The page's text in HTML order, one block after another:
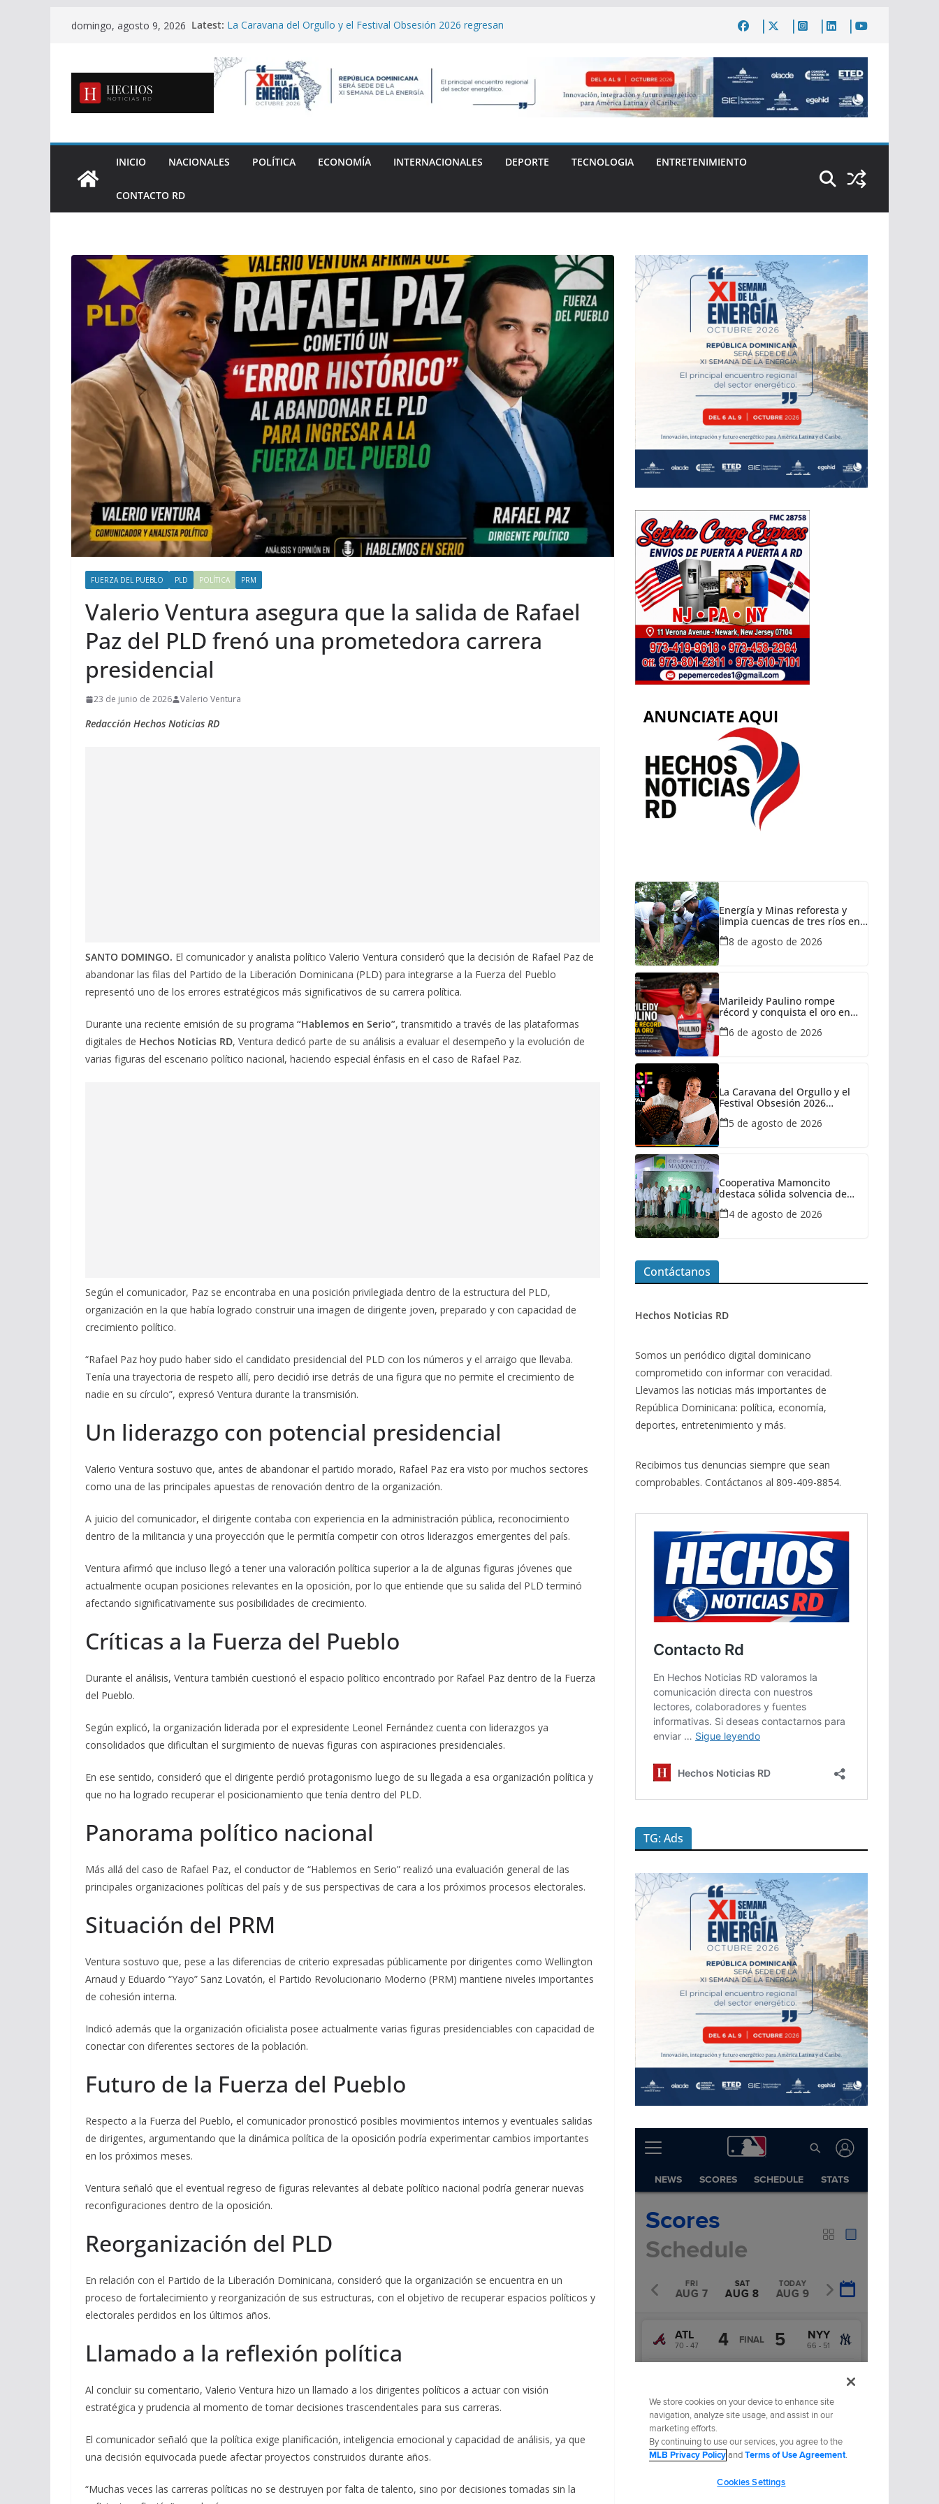
domingo, agosto 9, 2026 Latest: La Caravana del Orgullo y el Festival Obsesión 2026 regresan
durante su XXXVIII Asamblea General de Delegados
Luchador profesional Carlos "Yankee" Cabrera denuncia
presunta negligencia médica tras la muerte de su madre
Energía y Minas reforesta y limpia cuencas de tres ríos en
INICIO
NACIONALES POLÍTICA ECONOMÍA INTERNACIONALES DEPORTE TECNOLOGIA ENTRETENIMIENTO
CONTACTO RD
FUERZA DEL PUEBLO PLD POLÍTICA PRM
Valerio Ventura asegura que la salida de Rafael
Paz del PLD frenó una prometedora carrera
presidencial
23 de junio de 2026 Valerio Ventura
Redacción Hechos Noticias RD
SANTO DOMINGO. El comunicador y analista político Valerio Ventura consideró que la decisión de Rafael Paz de
abandonar las filas del Partido de la Liberación Dominicana (PLD) para integrarse a la Fuerza del Pueblo
representó uno de los errores estratégicos más significativos de su carrera política.
Durante una reciente emisión de su programa “Hablemos en Serio”, transmitido a través de las plataformas
digitales de Hechos Noticias RD, Ventura dedicó parte de su análisis a evaluar el desempeño y la evolución de
varias figuras del escenario político nacional, haciendo especial énfasis en el caso de Rafael Paz.
Según el comunicador, Paz se encontraba en una posición privilegiada dentro de la estructura del PLD,
organización en la que había logrado construir una imagen de dirigente joven, preparado y con capacidad de
crecimiento político.
“Rafael Paz hoy pudo haber sido el candidato presidencial del PLD con los números y el arraigo que llevaba.
Tenía una trayectoria de respeto allí, pero decidió irse detrás de una figura que no permite el crecimiento de
nadie en su círculo”, expresó Ventura durante la transmisión.
Un liderazgo con potencial presidencial
Valerio Ventura sostuvo que, antes de abandonar el partido morado, Rafael Paz era visto por muchos sectores
como una de las principales apuestas de renovación dentro de la organización.
A juicio del comunicador, el dirigente contaba con experiencia en la administración pública, reconocimiento
dentro de la militancia y una proyección que le permitía competir con otros liderazgos emergentes del país.
Ventura afirmó que incluso llegó a tener una valoración política superior a la de algunas figuras jóvenes que
actualmente ocupan posiciones relevantes en la oposición, por lo que entiende que su salida del PLD terminó
afectando significativamente sus posibilidades de crecimiento.
Críticas a la Fuerza del Pueblo
Durante el análisis, Ventura también cuestionó el espacio político encontrado por Rafael Paz dentro de la Fuerza
del Pueblo.
Según explicó, la organización liderada por el expresidente Leonel Fernández cuenta con liderazgos ya
consolidados que dificultan el surgimiento de nuevas figuras con aspiraciones presidenciales.
En ese sentido, consideró que el dirigente perdió protagonismo luego de su llegada a esa organización política y
que no ha logrado recuperar el posicionamiento que tenía dentro del PLD.
Panorama político nacional
Más allá del caso de Rafael Paz, el conductor de “Hablemos en Serio” realizó una evaluación general de las
principales organizaciones políticas del país y de sus perspectivas de cara a los próximos procesos electorales.
Situación del PRM
Ventura sostuvo que, pese a las diferencias de criterio expresadas públicamente por dirigentes como Wellington
Arnaud y Eduardo “Yayo” Sanz Lovatón, el Partido Revolucionario Moderno (PRM) mantiene niveles importantes
de cohesión interna.
Indicó además que la organización oficialista posee actualmente varias figuras presidenciables con capacidad de
conectar con diferentes sectores de la población.
Futuro de la Fuerza del Pueblo
Respecto a la Fuerza del Pueblo, el comunicador pronosticó posibles movimientos internos y eventuales salidas
de dirigentes, argumentando que la dinámica política de la oposición podría experimentar cambios importantes
en los próximos meses.
Ventura señaló que el eventual regreso de figuras relevantes al debate político nacional podría generar nuevas
reconfiguraciones dentro de la oposición.
Reorganización del PLD
En relación con el Partido de la Liberación Dominicana, consideró que la organización se encuentra en un
proceso de fortalecimiento y reorganización de sus estructuras, con el objetivo de recuperar espacios políticos y
electorales perdidos en los últimos años.
Llamado a la reflexión política
Al concluir su comentario, Valerio Ventura hizo un llamado a los dirigentes políticos a actuar con visión
estratégica y prudencia al momento de tomar decisiones trascendentales para sus carreras.
El comunicador señaló que la política exige planificación, inteligencia emocional y capacidad de análisis, ya que
una decisión equivocada puede afectar proyectos construidos durante años.
“Muchas veces las carreras políticas no se destruyen por falta de talento, sino por decisiones tomadas sin la
Energía y Minas reforesta y
limpia cuencas de tres ríos en
8 de agosto de 2026
Marileidy Paulino rompe
récord y conquista el oro en
6 de agosto de 2026
La Caravana del Orgullo y el
Festival Obsesión 2026
La Fiera Típica
5 de agosto de 2026
Cooperativa Mamoncito
destaca sólida solvencia de
Asamblea General de
4 de agosto de 2026
Contáctanos
Hechos Noticias RD
Somos un periódico digital dominicano
comprometido con informar con veracidad.
Llevamos las noticias más importantes de
República Dominicana: política, economía,
deportes, entretenimiento y más.
Recibimos tus denuncias siempre que sean
comprobables. Contáctanos al 809-409-8854.
TG: Ads